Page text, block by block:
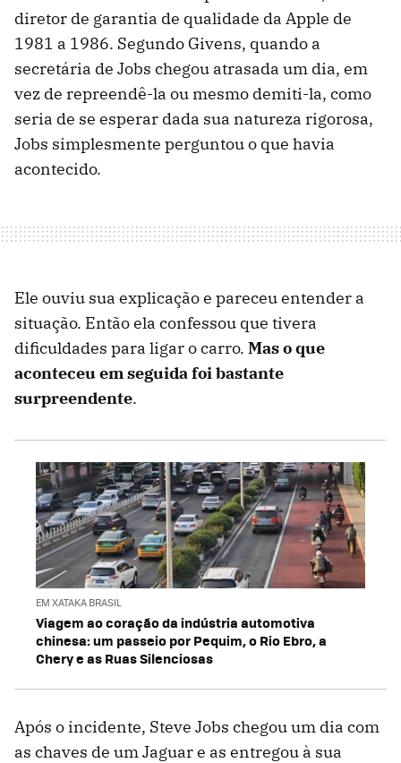
diretor de garantia de qualidade da Apple de
1981 a 1986. Segundo Givens, quando a
secretária de Jobs chegou atrasada um dia, em
vez de repreendê-la ou mesmo demiti-la, como
seria de se esperar dada sua natureza rigorosa,
Jobs simplesmente perguntou o que havia
acontecido.
Ele ouviu sua explicação e pareceu entender a
situação. Então ela confessou que tivera
dificuldades para ligar o carro. Mas o que
aconteceu em seguida foi bastante
surpreendente.
EM XATAKA BRASIL
Viagem ao coração da indústria automotiva
chinesa: um passeio por Pequim, o Rio Ebro, a
Chery e as Ruas Silenciosas
Após o incidente, Steve Jobs chegou um dia com
as chaves de um Jaguar e as entregou à sua